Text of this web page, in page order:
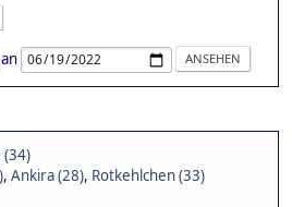
an
(34)
, Ankira (28), Rotkehlchen (33)